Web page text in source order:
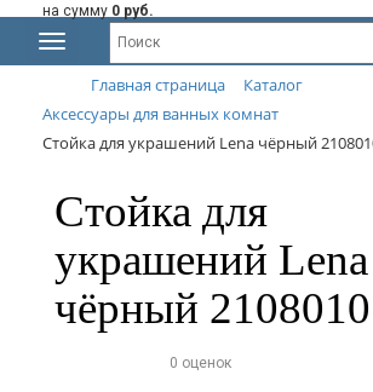
на сумму 0 руб.
Главная страница
Каталог
Аксессуары для ванных комнат
Стойка для украшений Lena чёрный
Стойка для
украшений Lena
чёрный 2108010
0 оценок